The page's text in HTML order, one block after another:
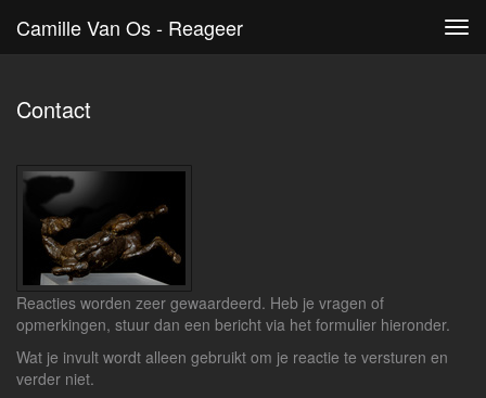
Camille Van Os - Reageer
Contact
Reacties worden zeer gewaardeerd. Heb je vragen of
opmerkingen, stuur dan een bericht via het formulier hieronder.
Wat je invult wordt alleen gebruikt om je reactie te versturen en
verder niet.